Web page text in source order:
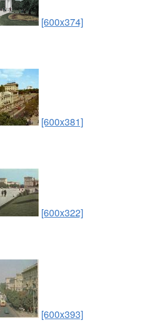
[600x374]
[600x381]
[600x322]
[600x393]